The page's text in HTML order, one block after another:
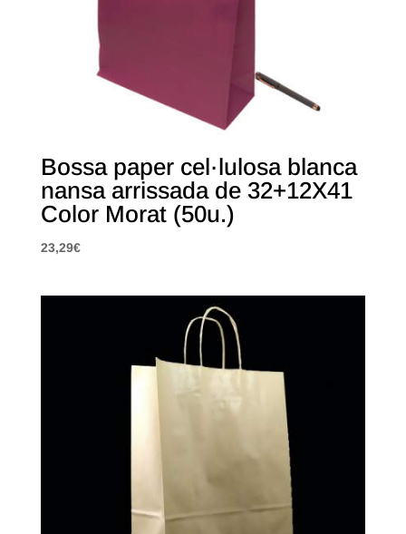
Bossa paper cel·lulosa blanca
nansa arrissada de 32+12X41
Color Morat (50u.)
23,29€